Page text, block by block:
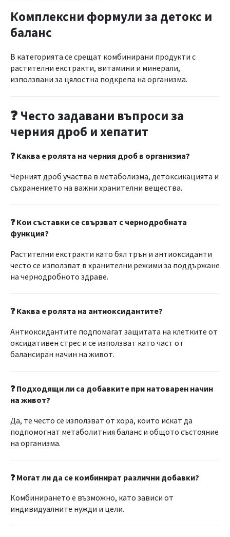
Комплексни формули за детокс и
баланс
В категорията се срещат комбинирани продукти с
растителни екстракти, витамини и минерали,
използвани за цялостна подкрепа на организма.
❓ Често задавани въпроси за
черния дроб и хепатит
❓ Каква е ролята на черния дроб в организма?
Черният дроб участва в метаболизма, детоксикацията и
съхранението на важни хранителни вещества.
❓ Кои съставки се свързват с чернодробната
функция?
Растителни екстракти като бял трън и антиоксиданти
често се използват в хранителни режими за поддържане
на чернодробното здраве.
❓ Каква е ролята на антиоксидантите?
Антиоксидантите подпомагат защитата на клетките от
оксидативен стрес и се използват като част от
балансиран начин на живот.
❓ Подходящи ли са добавките при натоварен начин
на живот?
Да, те често се използват от хора, които искат да
подпомогнат метаболитния баланс и общото състояние
на организма.
❓ Могат ли да се комбинират различни добавки?
Комбинирането е възможно, като зависи от
индивидуалните нужди и цели.